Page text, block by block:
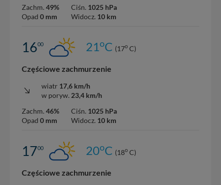
Zachm. 49%
Opad 0 mm
Ciśn. 1025 hPa
Widocz. 10 km
1600 21oC (17o C)
Częściowe zachmurzenie
wiatr 17,6 km/h
w poryw. 23,4 km/h
Zachm. 46%
Opad 0 mm
Ciśn. 1025 hPa
Widocz. 10 km
1700 20oC (18o C)
Częściowe zachmurzenie